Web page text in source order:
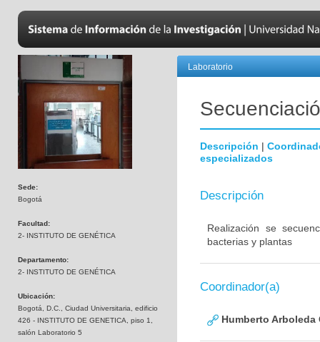
Sede:
Bogotá
Facultad:
2- INSTITUTO DE GENÉTICA
Departamento:
2- INSTITUTO DE GENÉTICA
Ubicación:
Bogotá, D.C., Ciudad Universitaria, edificio
426 - INSTITUTO DE GENETICA, piso 1,
salón Laboratorio 5
Laboratorio
Descripción |
especializados
Descripción
Realización se
bacterias y plantas
Coordinador(a)
Humberto Arboleda